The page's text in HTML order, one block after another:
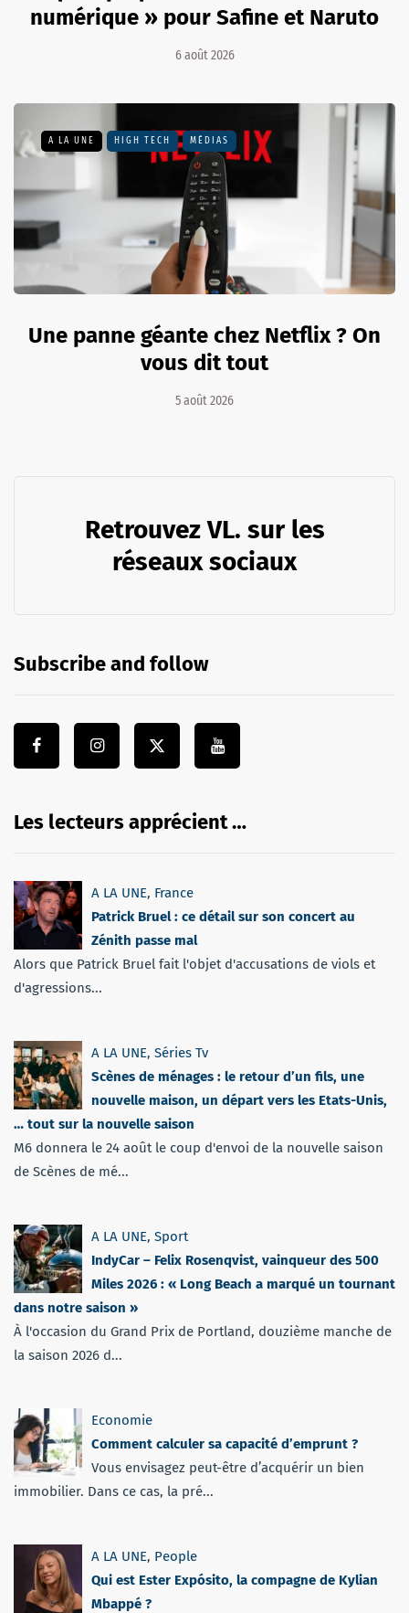
numérique » pour Safine et Naruto
6 août 2026
A LA UNE HIGH TECH MÉDIAS
Une panne géante chez Netflix ? On
vous dit tout
5 août 2026
Retrouvez VL. sur les
réseaux sociaux
Subscribe and follow
Les lecteurs apprécient …
A LA UNE, France
Patrick Bruel : ce détail sur son concert au
Zénith passe mal
Alors que Patrick Bruel fait l'objet d'accusations de viols et
d'agressions...
A LA UNE, Séries Tv
Scènes de ménages : le retour d’un fils, une
nouvelle maison, un départ vers les Etats-Unis,
… tout sur la nouvelle saison
M6 donnera le 24 août le coup d'envoi de la nouvelle saison
de Scènes de mé...
A LA UNE, Sport
IndyCar – Felix Rosenqvist, vainqueur des 500
Miles 2026 : « Long Beach a marqué un tournant
dans notre saison »
À l'occasion du Grand Prix de Portland, douzième manche de
la saison 2026 d...
Economie
Comment calculer sa capacité d’emprunt ?
Vous envisagez peut-être d’acquérir un bien
immobilier. Dans ce cas, la pré...
A LA UNE, People
Qui est Ester Expósito, la compagne de Kylian
Mbappé ?